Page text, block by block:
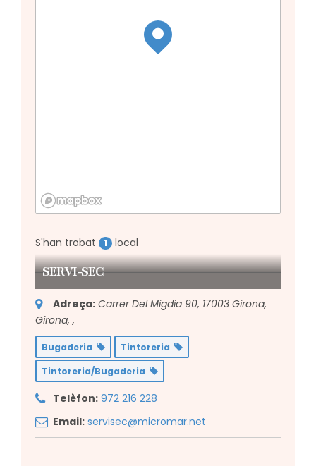
S'han trobat 1 local
SERVI-SEC
Adreça: Carrer Del Migdia 90, 17003 Girona,
Girona, ,
Bugaderia
Tintoreria
Tintoreria/Bugaderia
Telèfon: 972 216 228
Email: servisec@micromar.net